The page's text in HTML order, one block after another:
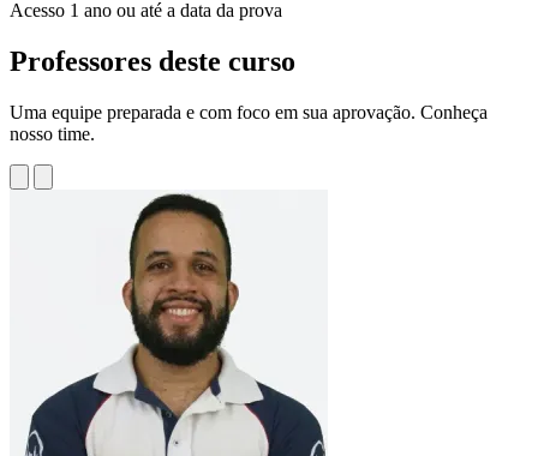
Acesso 1 ano ou até a data da prova
Professores deste curso
Uma equipe preparada e com foco em sua aprovação. Conheça
nosso time.